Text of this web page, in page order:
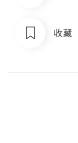
收藏